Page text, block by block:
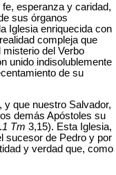
esperanza y caridad,
sus órganos
Iglesia enriquecida con
compleja que
del Verbo
unido indisolublemente
de su
y que nuestro Salvador,
demás Apóstoles su
1 Tm 3,15). Esta Iglesia,
sucesor de Pedro y por
y verdad que, como